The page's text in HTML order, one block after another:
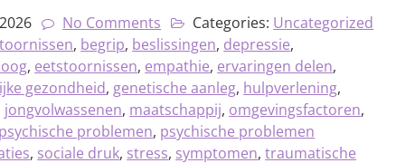
No Comments Categories: Uncategorized
, begrip, beslissingen, depressie,
, eetstoornissen, empathie, ervaringen delen,
gezondheid, genetische aanleg, hulpverlening,
jongvolwassenen, maatschappij, omgevingsfactoren,
psychische problemen, psychische problemen
, sociale druk, stress, symptomen,traumatische